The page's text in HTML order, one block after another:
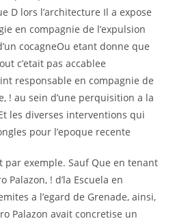
D lors l’architecture Il a expose
en compagnie de l’expulsion
cocagneOu etant donne que
c’etait pas accablee
responsable en compagnie de
! au sein d’une perquisition a la
les diverses interventions qui
pour l’epoque recente
par exemple. Sauf Que en tenant
Palazon, ! d’la Escuela en
a l’egard de Grenade, ainsi,
Palazon avait concretise un